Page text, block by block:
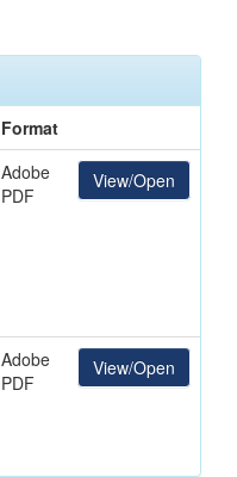
Format
Adobe
PDF
View/Open
Adobe
PDF
View/Open